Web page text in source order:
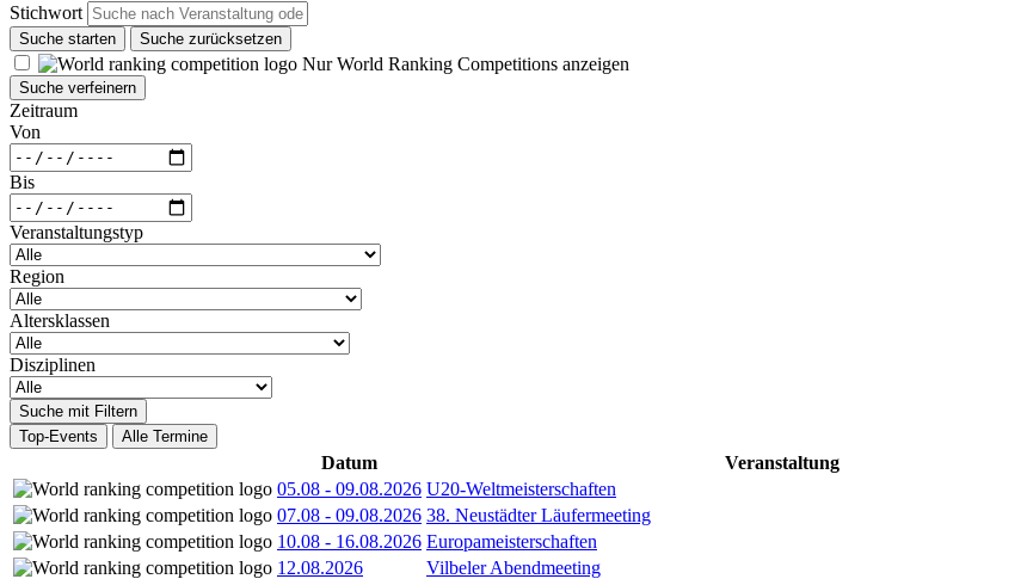
Stichwort
Suche starten Suche zurücksetzen
Nur World Ranking Competitions anzeigen
Suche verfeinern
Zeitraum
Von
Bis
Veranstaltungstyp
Region
Altersklassen
Disziplinen
Suche mit Filtern
Top-Events
Alle Termine
Datum Veranstaltung
05.08 - 09.08.2026 U20-Weltmeisterschaften
07.08 - 09.08.2026 38. Neustädter Läufermeeting
10.08 - 16.08.2026 Europameisterschaften
12.08.2026
Vilbeler Abendmeeting